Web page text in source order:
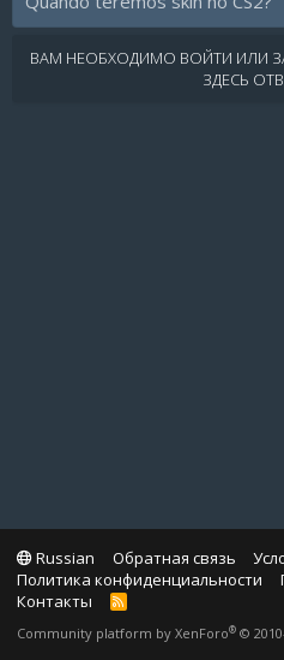
а
ВАМ НЕОБХОДИМО ВОЙТИ ИЛИ
ЗДЕСЬ
Russian Обратная связь
Политика конфиденциальности
Контакты
R
S
Community platform by XenForo® ©